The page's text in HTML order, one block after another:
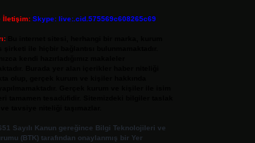
İletişim: Skype: live:.cid.575569c608265c69
Sayılı Kanun gereğince Bilgi Teknolojileri ve
(BTK) tarafından onaylanmış bir Yer